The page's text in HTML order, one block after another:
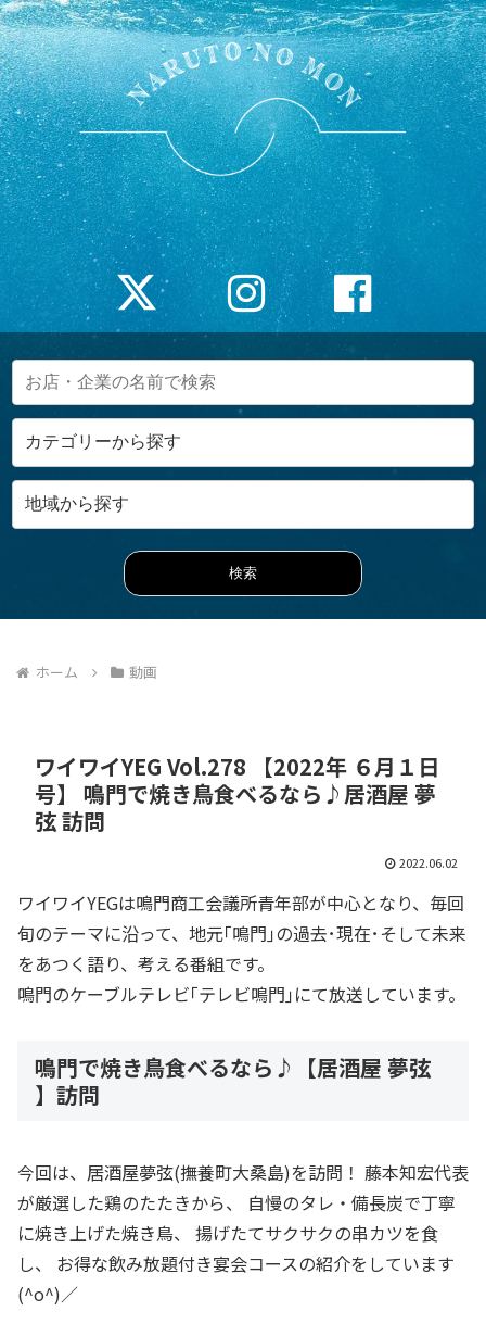
ホーム 動画
ワイワイYEG Vol.278 【2022年 ６月１日
号】 鳴門で焼き鳥食べるなら♪居酒屋 夢
弦 訪問
2022.06.02
ワイワイYEGは鳴門商工会議所青年部が中心となり、毎回
旬のテーマに沿って、地元｢鳴門｣の過去･現在･そして未来
をあつく語り、考える番組です。
鳴門のケーブルテレビ｢テレビ鳴門｣にて放送しています。
鳴門で焼き鳥食べるなら♪【居酒屋 夢弦
】訪問
今回は、居酒屋夢弦(撫養町大桑島)を訪問！ 藤本知宏代表
が厳選した鶏のたたきから、 自慢のタレ・備長炭で丁寧
に焼き上げた焼き鳥、 揚げたてサクサクの串カツを食
し、 お得な飲み放題付き宴会コースの紹介をしています
(^o^)／